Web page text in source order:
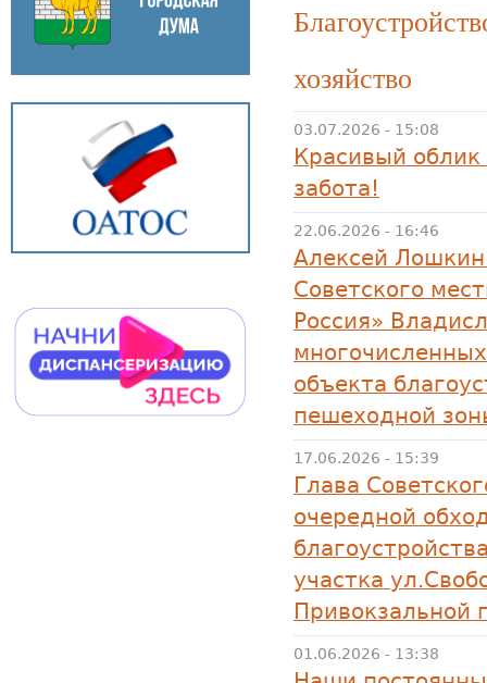
хозяйство
03.07.2026 - 15:08
Красивый
забота!
22.06.2026 - 16:46
Алексей
Советского
Россия»
объекта
пешеходной
17.06.2026 - 15:39
Глава
очередной
участка
Привокзальной
01.06.2026 - 13:38